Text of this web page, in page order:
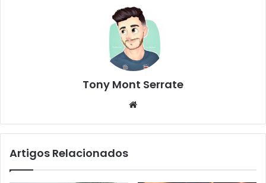
Tony Mont Serrate
te
Artigos Relacionados